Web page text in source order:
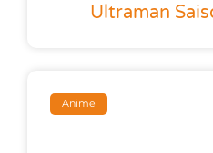
Ultraman
Anime